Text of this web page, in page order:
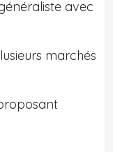
avec
marchés